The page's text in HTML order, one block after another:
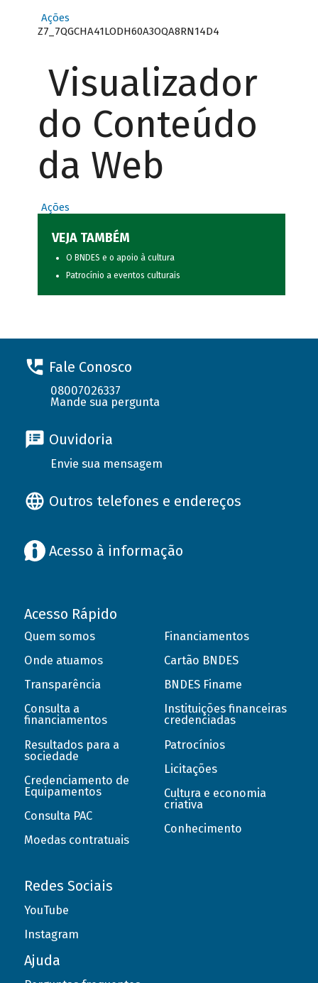
Ações
Z7_7QGCHA41LODH60A3OQA8RN14D4
Visualizador
do Conteúdo
da Web
Ações
VEJA TAMBÉM
O BNDES e o apoio à cultura
Patrocínio a eventos culturais
Fale Conosco
08007026337
Mande sua pergunta
Ouvidoria
Envie sua mensagem
Outros telefones e endereços
Acesso à informação
Acesso Rápido
Quem somos
Onde atuamos
Transparência
Consulta a
financiamentos
Resultados para a
sociedade
Credenciamento de
Equipamentos
Consulta PAC
Moedas contratuais
Financiamentos
Cartão BNDES
BNDES Finame
Instituições financeiras
credenciadas
Patrocínios
Licitações
Cultura e economia
criativa
Conhecimento
Redes Sociais
YouTube
Instagram
Ajuda